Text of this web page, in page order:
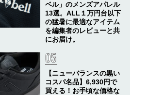
ベル」のメンズアパレル
13選。ALL１万円台以下
の猛暑に最適なアイテム
を編集者のレビューと共
にお届け。
【ニューバランスの黒い
コスパ名品】6,930円で
買える！お手頃な価格な